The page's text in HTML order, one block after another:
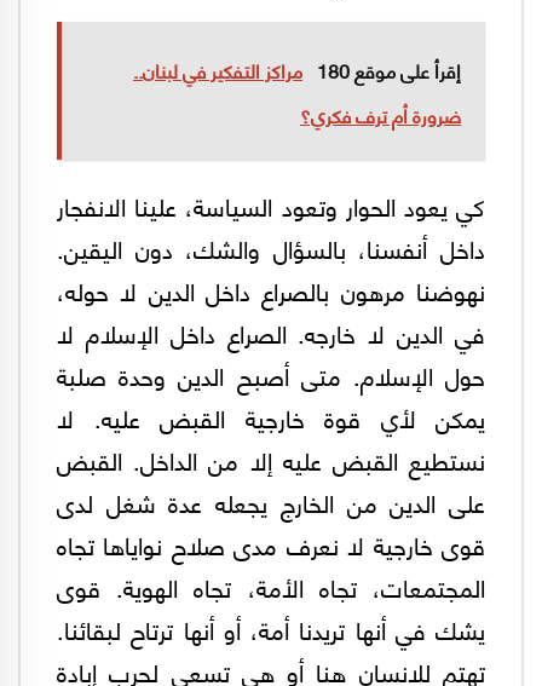
إقرأ على موقع 180
مراكز التفكير في لبنان..
ضرورة أم ترف فكري؟
كي يعود الحوار وتعود السياسة، علينا الانفجار
داخل أنفسنا، بالسؤال والشك، دون اليقين.
نهوضنا مرهون بالصراع داخل الدين لا حوله،
في الدين لا خارجه. الصراع داخل الإسلام لا
حول الإسلام. متى أصبح الدين وحدة صلبة
يمكن لأي قوة خارجية القبض عليه. لا
نستطيع القبض عليه إلا من الداخل. القبض
على الدين من الخارج يجعله عدة شغل لدى
قوى خارجية لا نعرف مدى صلاح نواياها تجاه
المجتمعات، تجاه الأمة، تجاه الهوية. قوى
يشك في أنها تريدنا أمة، أو أنها ترتاح لبقائنا.
تهتم للانسان هنا أو هي تسعى لحرب إبادة